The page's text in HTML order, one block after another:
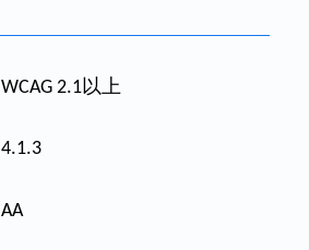
WCAG 2.1以上
4.1.3
AA